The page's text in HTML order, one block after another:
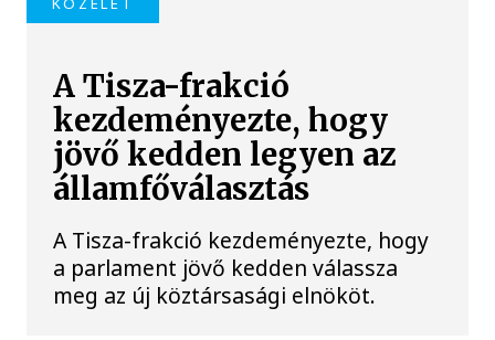
A Tisza-frakció
kezdeményezte, hogy
jövő kedden legyen az
államfőválasztás
A Tisza-frakció kezdeményezte, hogy
a parlament jövő kedden válassza
meg az új köztársasági elnököt.